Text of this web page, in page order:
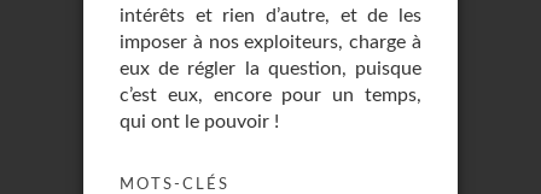
intérêts et rien d’autre, et de les
imposer à nos exploiteurs, charge à
eux de régler la question, puisque
c’est eux, encore pour un temps,
qui ont le pouvoir !
MOTS-CLÉS